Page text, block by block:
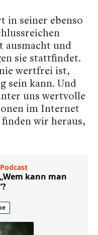
in seiner ebenso
ausmacht und
sie stattfindet.
wertfrei ist,
sein kann. Und
uns wertvolle
im Internet
wir heraus,